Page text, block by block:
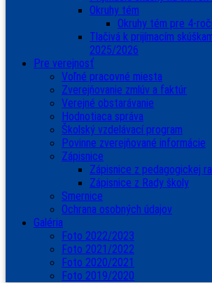
Okruhy tém
Okruhy tém pre 4-
Tlačivá k prijímacím
2025/2026
Pre verejnosť
Voľné pracovné miesta
Zverejňovanie zmlúv a faktúr
Verejné obstarávanie
Hodnotiaca správa
Školský vzdelávací program
Povinne zverejňované informácie
Zápisnice
Zápisnice z pedagogickej
Zápisnice z Rady školy
Smernice
Ochrana osobných údajov
Galéria
Foto 2022/2023
Foto 2021/2022
Foto 2020/2021
Foto 2019/2020